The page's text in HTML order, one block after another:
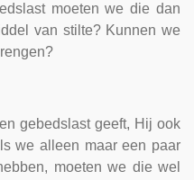
moeten we die dan
van stilte? Kunnen we
gebedslast geeft, Hij ook
we alleen maar een paar
moeten we die wel